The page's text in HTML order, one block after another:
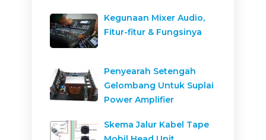
Kegunaan Mixer Audio,
Fitur-fitur & Fungsinya
Penyearah Setengah
Gelombang Untuk Suplai
Power Amplifier
Skema Jalur Kabel Tape